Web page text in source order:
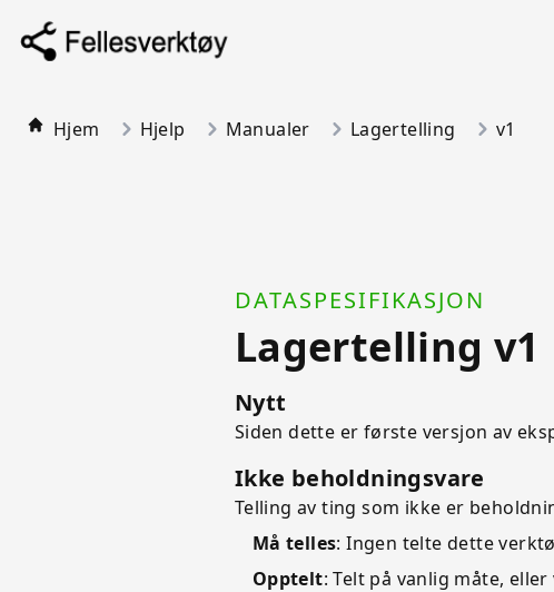
Hjem Hjelp Manualer Lagertelling v1
DATASPESIFIKASJON
Lagertelling v1
Nytt
Siden dette er første versjon av
Ikke beholdningsvare
Telling av ting som ikke er
Må telles: Ingen telte dette
Opptelt: Telt på vanlig måte,